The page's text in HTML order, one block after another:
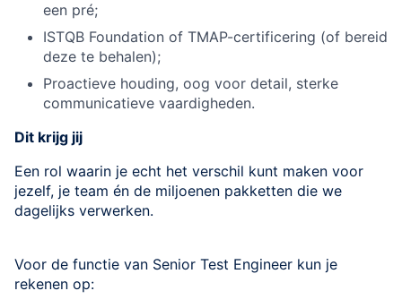
een pré;
ISTQB Foundation of TMAP-certificering (of bereid
deze te behalen);
Proactieve houding, oog voor detail, sterke
communicatieve vaardigheden.
Dit krijg jij
Een rol waarin je echt het verschil kunt maken voor
jezelf, je team én de miljoenen pakketten die we
dagelijks verwerken.
Voor de functie van Senior Test Engineer kun je
rekenen op: